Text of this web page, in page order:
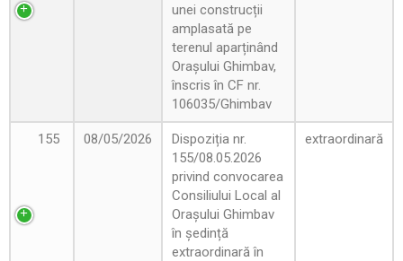
unei construcții
amplasată pe
terenul aparținând
Orașului Ghimbav,
înscris în CF nr.
106035/Ghimbav
155 08/05/2026
Dispoziția nr.
155/08.05.2026
privind convocarea
Consiliului Local al
Orașului Ghimbav
în ședință
extraordinară în
extraordinară